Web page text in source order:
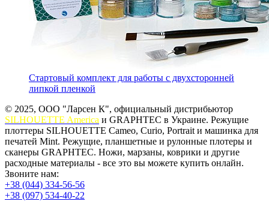
Стартовый комплект для работы с двухсторонней
липкой пленкой
© 2025, ООО "Ларсен К", официальный дистрибьютор
SILHOUETTE America и GRAPHTEC в Украине. Режущие
плоттеры SILHOUETTE Cameo, Curio, Portrait и машинка для
печатей Mint. Режущие, планшетные и рулонные плотеры и
сканеры GRAPHTEC. Ножи, марзаны, коврики и другие
расходные материалы - все это вы можете купить онлайн.
Звоните нам:
+38 (044) 334-56-56
+38 (097) 534-40-22